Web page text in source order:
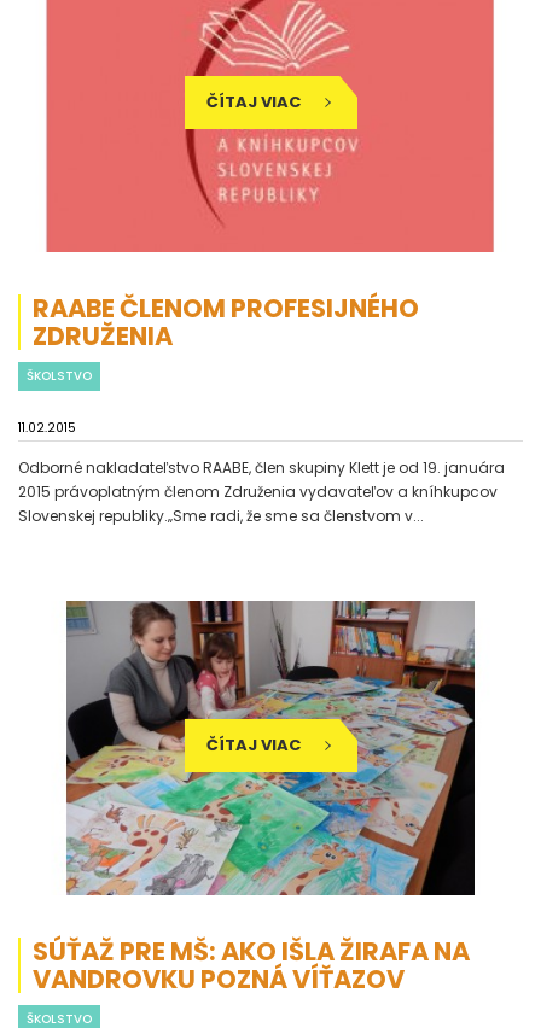
ČÍTAJ VIAC
RAABE ČLENOM PROFESIJNÉHO
ZDRUŽENIA
ŠKOLSTVO
11.02.2015
Odborné nakladateľstvo RAABE, člen skupiny Klett je od 19. januára
2015 právoplatným členom Združenia vydavateľov a kníhkupcov
Slovenskej republiky.„Sme radi, že sme sa členstvom v...
ČÍTAJ VIAC
SÚŤAŽ PRE MŠ: AKO IŠLA ŽIRAFA NA
VANDROVKU POZNÁ VÍŤAZOV
ŠKOLSTVO